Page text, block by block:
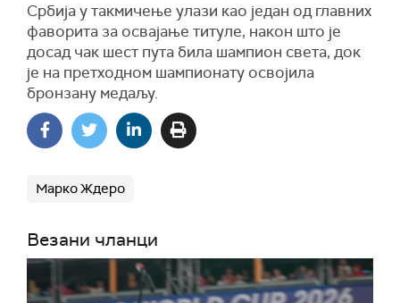
Србија у такмичење улази као један од главних
фаворита за освајање титуле, након што је
досад чак шест пута била шампион света, док
је на претходном шампионату освојила
бронзану медаљу.
Марко Ждеро
Везани чланци